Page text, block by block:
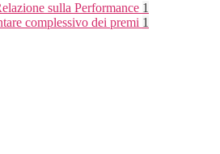
sulla Performance 1
complessivo dei premi 1